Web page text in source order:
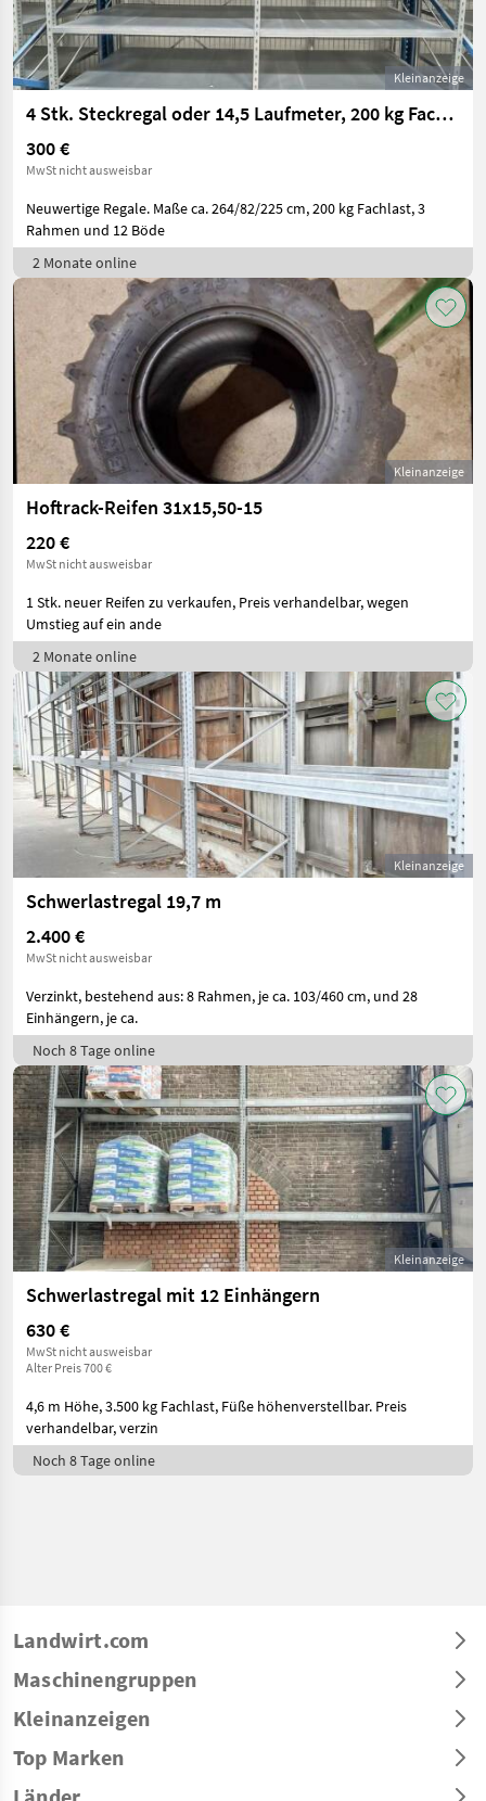
Kleinanzeige
4 Stk. Steckregal oder 14,5 Laufmeter, 200 kg Fachlast
300 €
MwSt nicht ausweisbar
Neuwertige Regale. Maße ca. 264/82/225 cm, 200 kg Fachlast, 3
Rahmen und 12 Böde
2 Monate online
Kleinanzeige
Hoftrack-Reifen 31x15,50-15
220 €
MwSt nicht ausweisbar
1 Stk. neuer Reifen zu verkaufen, Preis verhandelbar, wegen
Umstieg auf ein ande
2 Monate online
Kleinanzeige
Schwerlastregal 19,7 m
2.400 €
MwSt nicht ausweisbar
Verzinkt, bestehend aus: 8 Rahmen, je ca. 103/460 cm, und 28
Einhängern, je ca.
Noch 8 Tage online
Kleinanzeige
Schwerlastregal mit 12 Einhängern
630 €
MwSt nicht ausweisbar
Alter Preis 700 €
4,6 m Höhe, 3.500 kg Fachlast, Füße höhenverstellbar. Preis
verhandelbar, verzin
Noch 8 Tage online
Landwirt.com
Maschinengruppen
Kleinanzeigen
Top Marken